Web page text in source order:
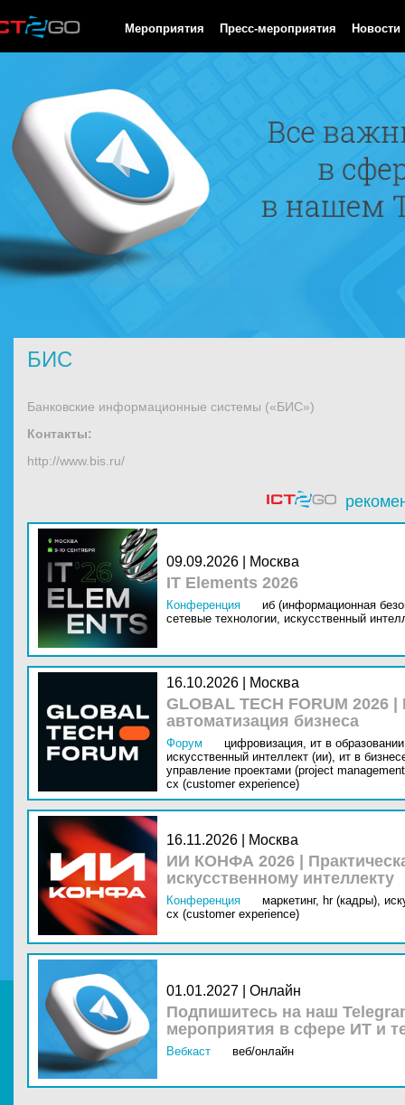
Мероприятия Пресс-мероприятия Новости
БИС
Банковские информационные системы («БИС»)
Контакты:
http://www.bis.ru/
09.09.2026 | Москва
IT Elements 2026
Конференция
иб (информационная
сетевые технологии, искусственный
16.10.2026 | Москва
GLOBAL TECH FORUM
автоматизация бизнеса
Форум цифровизация, ит в
искусственный интеллект (ии), ит в
управление проектами (project
cx (customer experience)
16.11.2026 | Москва
ИИ КОНФА 2026 |
искусственному интеллекту
Конференция маркетинг, hr (кадры),
cx (customer experience)
01.01.2027 | Онлайн
Подпишитесь на наш
мероприятия в сфере ИТ и
Вебкаст веб/онлайн